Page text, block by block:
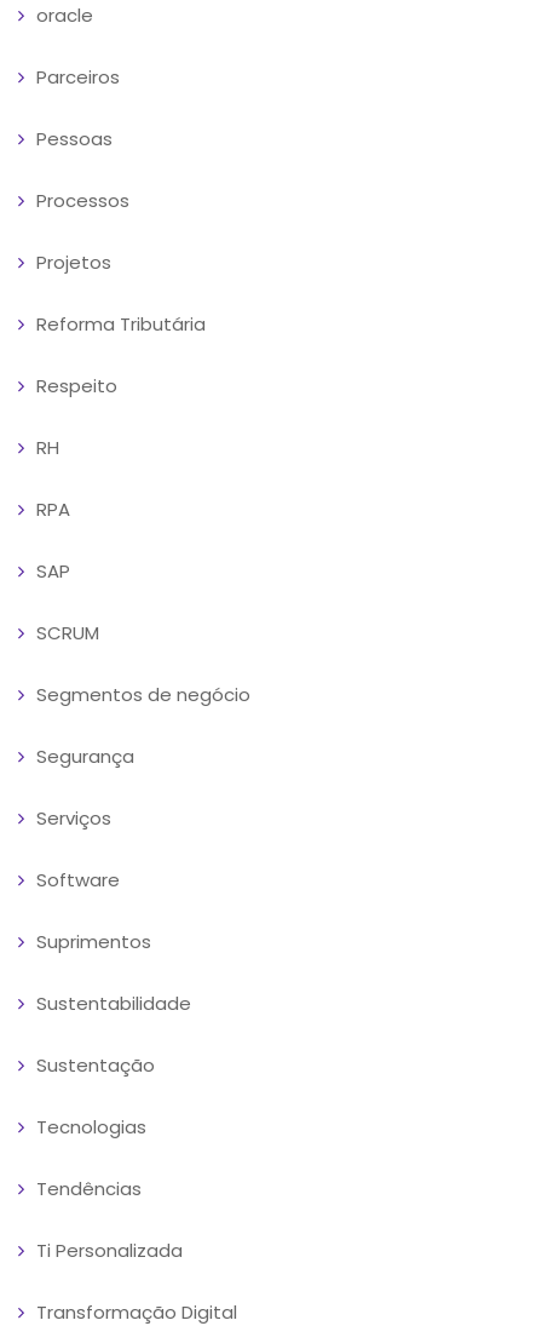
oracle
Parceiros
Pessoas
Processos
Projetos
Reforma Tributária
Respeito
RH
RPA
SAP
SCRUM
Segmentos de negócio
Segurança
Serviços
Software
Suprimentos
Sustentabilidade
Sustentação
Tecnologias
Tendências
Ti Personalizada
Transformação Digital